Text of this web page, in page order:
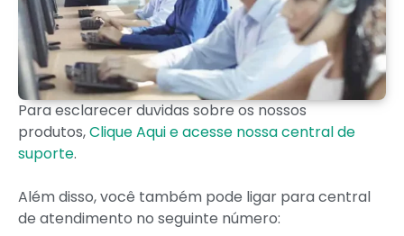
Para esclarecer duvidas sobre os nossos
produtos,Clique Aqui e acesse nossa central de
suporte.
Além disso, você também pode ligar para central
de atendimento no seguinte número: